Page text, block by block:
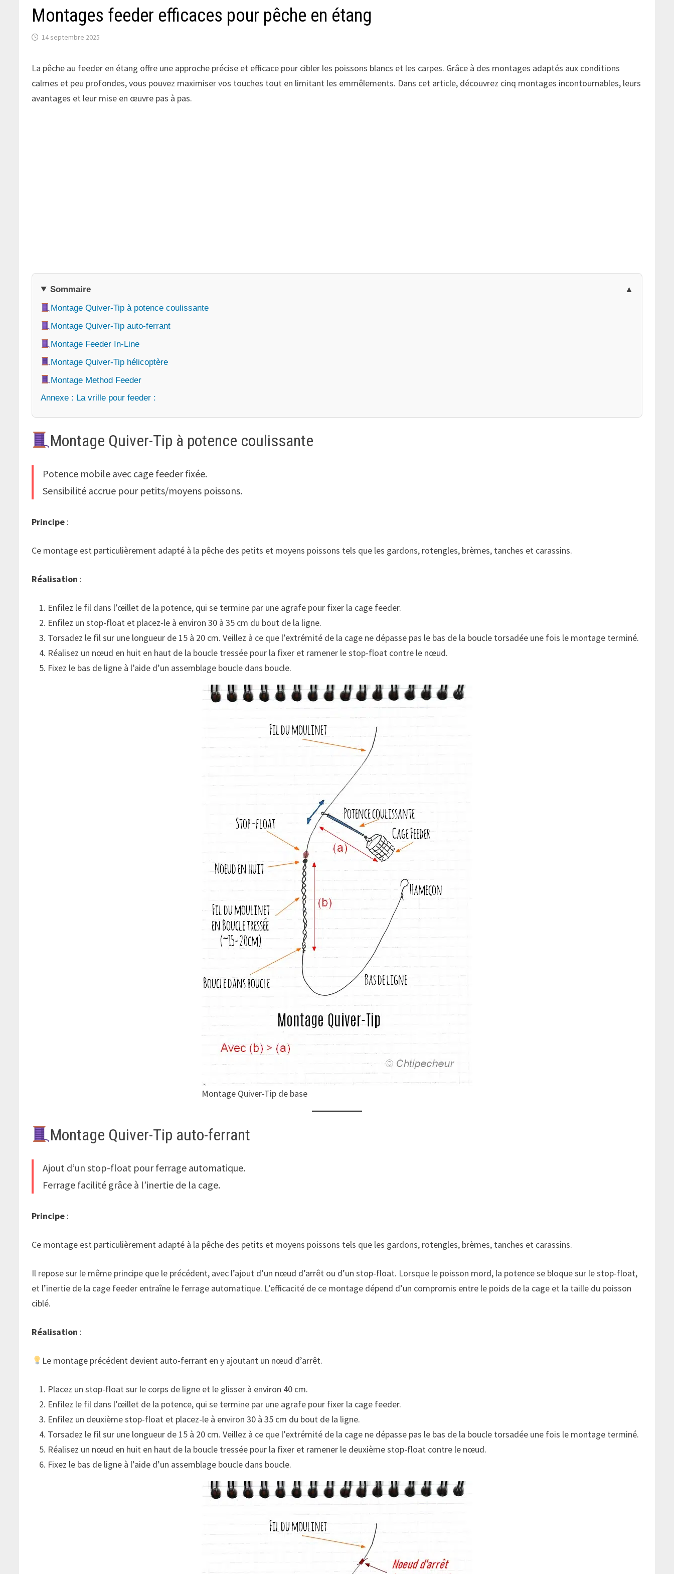
Montages feeder efficaces pour pêche en étang
14 septembre 2025
La pêche au feeder en étang offre une approche précise et efficace pour cibler les poissons blancs et les carpes. Grâce à des montages adaptés aux conditions
calmes et peu profondes, vous pouvez maximiser vos touches tout en limitant les emmêlements. Dans cet article, découvrez cinq montages incontournables, leurs
avantages et leur mise en œuvre pas à pas.
Sommaire
Montage Quiver-Tip à potence coulissante
Montage Quiver-Tip auto-ferrant
Montage Feeder In-Line
Montage Quiver-Tip hélicoptère
Montage Method Feeder
Annexe : La vrille pour feeder :
Montage Quiver-Tip à potence coulissante
Potence mobile avec cage feeder fixée.
Sensibilité accrue pour petits/moyens poissons.
Principe :
Ce montage est particulièrement adapté à la pêche des petits et moyens poissons tels que les gardons, rotengles, brèmes, tanches et carassins.
Réalisation :
Enfilez le fil dans l’œillet de la potence, qui se termine par une agrafe pour fixer la cage feeder.
Enfilez un stop-float et placez-le à environ 30 à 35 cm du bout de la ligne.
Torsadez le fil sur une longueur de 15 à 20 cm. Veillez à ce que l’extrémité de la cage ne dépasse pas le bas de la boucle torsadée une fois le montage terminé.
Réalisez un nœud en huit en haut de la boucle tressée pour la fixer et ramener le stop-float contre le nœud.
Fixez le bas de ligne à l’aide d’un assemblage boucle dans boucle.
Montage Quiver-Tip de base
Montage Quiver-Tip auto-ferrant
Ajout d’un stop-float pour ferrage automatique.
Ferrage facilité grâce à l’inertie de la cage.
Principe :
Ce montage est particulièrement adapté à la pêche des petits et moyens poissons tels que les gardons, rotengles, brèmes, tanches et carassins.
Il repose sur le même principe que le précédent, avec l’ajout d’un nœud d’arrêt ou d’un stop-float. Lorsque le poisson mord, la potence se bloque sur le stop-float,
et l’inertie de la cage feeder entraîne le ferrage automatique. L’efficacité de ce montage dépend d’un compromis entre le poids de la cage et la taille du poisson
ciblé.
Réalisation :
Le montage précédent devient auto-ferrant en y ajoutant un nœud d’arrêt.
Placez un stop-float sur le corps de ligne et le glisser à environ 40 cm.
Enfilez le fil dans l’œillet de la potence, qui se termine par une agrafe pour fixer la cage feeder.
Enfilez un deuxième stop-float et placez-le à environ 30 à 35 cm du bout de la ligne.
Torsadez le fil sur une longueur de 15 à 20 cm. Veillez à ce que l’extrémité de la cage ne dépasse pas le bas de la boucle torsadée une fois le montage terminé.
Réalisez un nœud en huit en haut de la boucle tressée pour la fixer et ramener le deuxième stop-float contre le nœud.
Fixez le bas de ligne à l’aide d’un assemblage boucle dans boucle.